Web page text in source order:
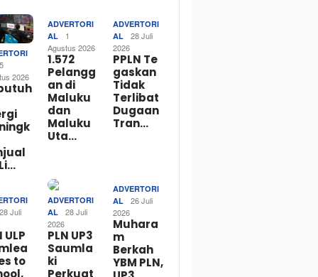
5
2026
ADVERTORI
AL
1
Agustus 2026
1.572
Pelangg
an di
Maluku
dan
Maluku
Uta…
ADVERTORI
AL
28 Juli
2026
PPLN Te
gaskan
Tidak
Terlibat
Dugaan
Tran…
28 Juli
ULP
to
ADVERTORI
AL
28 Juli
2026
PLN UP3
Saumla
ki
Perkuat
ADVERTORI
AL
26 Juli
2026
Muhara
m
Berkah
YBM PLN,